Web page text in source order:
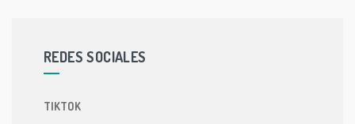
REDES SOCIALES
TIKTOK